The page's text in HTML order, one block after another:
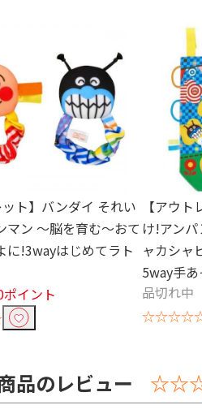
ット】バンダイ それい
マン ～脳を育む～おて
に!3wayはじめてラト
ポイント
【アウ
け!アン
ャカシャ
5way手
品切れ中
品のレビュー